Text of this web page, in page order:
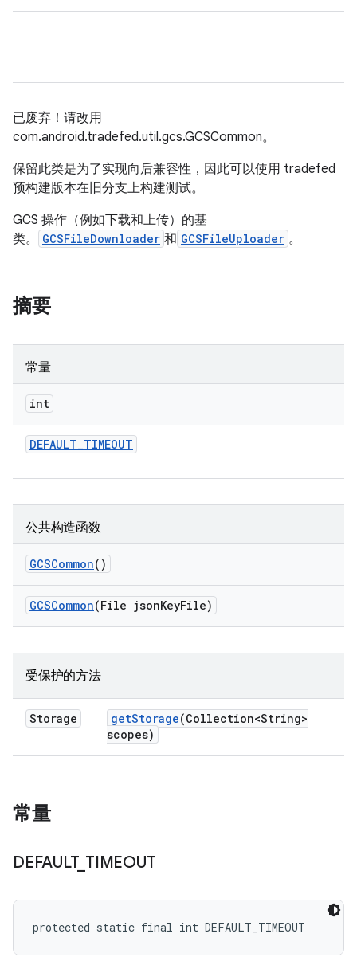
已废弃！请改用
com.android.tradefed.util.gcs.GCSCommon。
保留此类是为了实现向后兼容性，因此可以使用 tradefed
预构建版本在旧分支上构建测试。
GCS 操作（例如下载和上传）的基
类。
GCSFileDownloader 和 GCSFileUploader 。
摘要
常量
int
DEFAULT_TIMEOUT
公共构造函数
GCSCommon()
GCSCommon(File jsonKeyFile)
受保护的方法
Storage getStorage(Collection<String>
scopes)
常量
DEFAULT_ TIMEOUT
protected static final int DEFAULT_TIMEOUT